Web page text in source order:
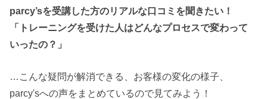
parcy’sを受講した方のリアルな口コミを聞きたい！
「トレーニングを受けた人はどんなプロセスで変わって
いったの？」
…こんな疑問が解消できる、お客様の変化の様子、
parcy'sへの声をまとめているので見てみよう！